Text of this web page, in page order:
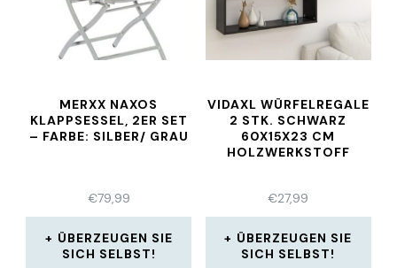
MERXX NAXOS
KLAPPSESSEL, 2ER SET
– FARBE: SILBER/ GRAU
€79,99
ÜBERZEUGEN SIE
SICH SELBST!
VIDAXL WÜRFELREGALE
2 STK. SCHWARZ
60X15X23 CM
HOLZWERKSTOFF
€27,99
ÜBERZEUGEN SIE
SICH SELBST!